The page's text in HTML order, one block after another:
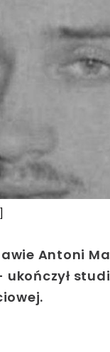
Antoni
ukończył